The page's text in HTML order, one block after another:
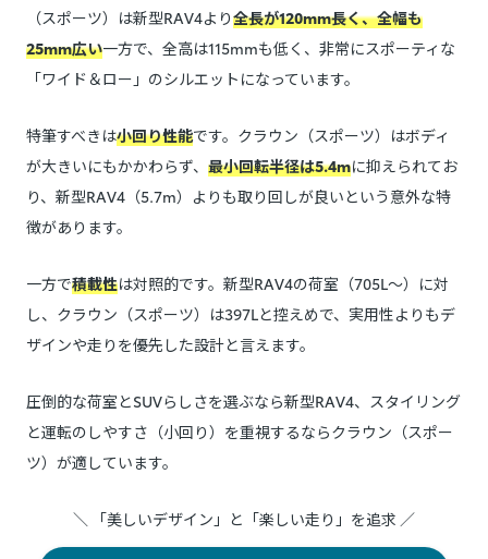
（スポーツ）は新型RAV4より全長が120mm長く、全幅も
25mm広い一方で、全高は115mmも低く、非常にスポーティな
「ワイド＆ロー」のシルエットになっています。
特筆すべきは小回り性能です。クラウン（スポーツ）はボディ
が大きいにもかかわらず、 最小回転半径は5.4mに抑えられてお
り、新型RAV4（5.7m）よりも取り回しが良いという意外な特
徴があります。
一方で積載性は対照的です。新型RAV4の荷室（705L〜）に対
し、クラウン（スポーツ）は397Lと控えめで、実用性よりもデ
ザインや走りを優先した設計と言えます。
圧倒的な荷室とSUVらしさを選ぶなら新型RAV4、スタイリング
と運転のしやすさ（小回り）を重視するならクラウン（スポー
ツ）が適しています。
＼ 「美しいデザイン」と「楽しい走り」を追求 ／